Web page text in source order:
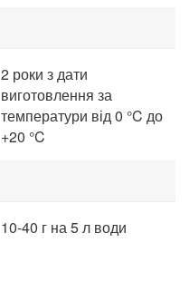
2 роки з дати
виготовлення за
температури від 0 °C до
+20 °C
10-40 г на 5 л води